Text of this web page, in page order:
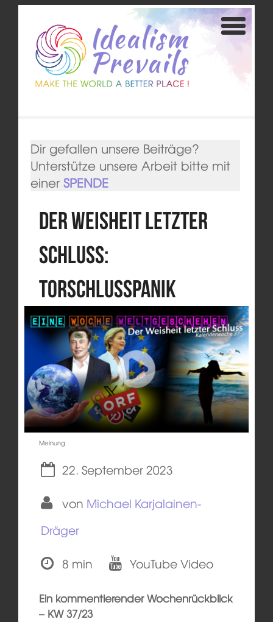
Dir gefallen unsere Beiträge?
Unterstütze unsere Arbeit bitte mit
einer SPENDE
Der Weisheit letzter
Schluss:
Torschlusspanik
Meinung
22. September 2023
von Michael Karjalainen-
Dräger
8 min
YouTube Video
Ein kommentierender Wochenrückblick
– KW 37/23